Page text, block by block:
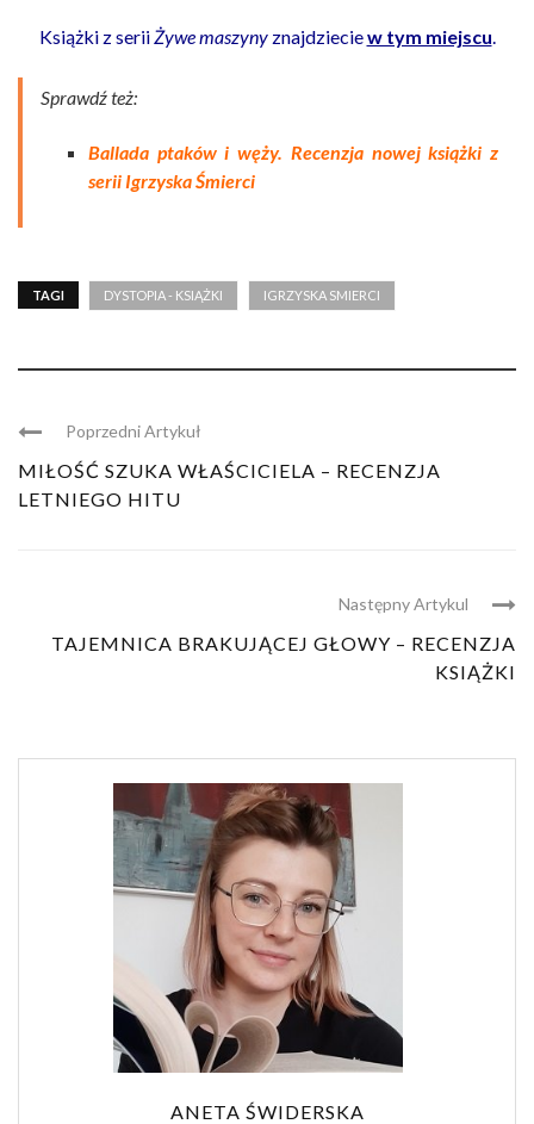
Książki z serii Żywe maszynyznajdzieciew tym miejscu
Sprawdź też:
Ballada ptaków i węży. Recenzja nowej książki z
serii Igrzyska Śmierci
TAGI DYSTOPIA - KSIĄŻKI IGRZYSKA SMIERCI
Poprzedni Artykuł
MIŁOŚĆ SZUKA WŁAŚCICIELA – RECENZJA
LETNIEGO HITU
Następny Artykul
TAJEMNICA BRAKUJĄCEJ GŁOWY – RECENZJA
KSIĄŻKI
ANETA ŚWIDERSKA